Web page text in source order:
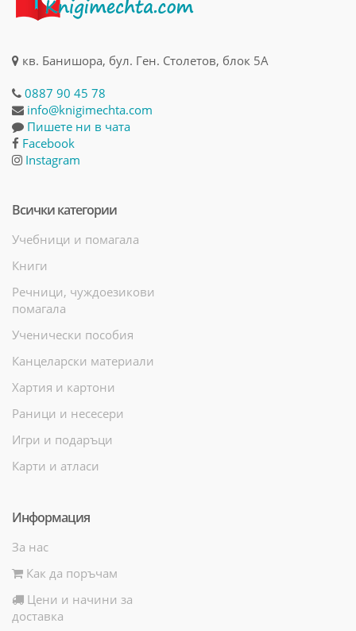
кв. Банишора, бул. Ген. Столетов, блок 5А
0887 90 45 78
info@knigimechta.com
Пишете ни в чата
Facebook
Instagram
Всички категории
Учебници и помагала
Книги
Речници, чуждоезикови
помагала
Ученически пособия
Канцеларски материали
Хартия и картони
Раници и несесери
Игри и подаръци
Карти и атласи
Информация
За нас
Как да поръчам
Цени и начини за
доставка